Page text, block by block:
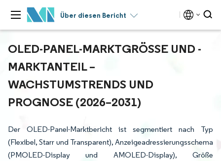
Über diesen Bericht
OLED-PANEL-MARKTGRÖSSE UND -M
ARKTANTEIL – W
ACHSTUMSTRENDS UND P
ROGNOSE (2026–2031)
Der OLED-Panel-Marktbericht ist segmentiert nach Typ
(Flexibel, Starr und Transparent), Anzeigeadressierungsschema
(PMOLED-Display und AMOLED-Display), Größe